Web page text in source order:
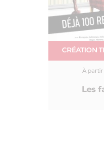
CRÉATION
À partir
Les